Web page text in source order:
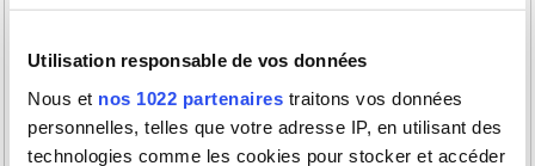
Utilisation responsable de vos données
Nous et nos 1022 partenaires traitons vos données
personnelles, telles que votre adresse IP, en utilisant des
technologies comme les cookies pour stocker et accéder